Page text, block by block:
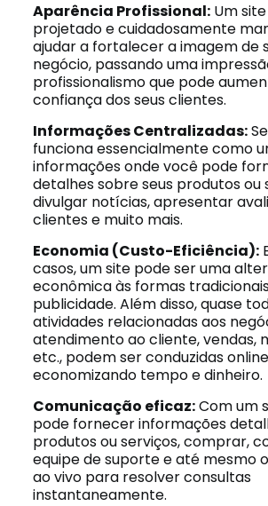
Aparência Profissional:Um
projetado e cuidadosamente
ajudar a fortalecer a imagem de
negócio, passando uma
profissionalismo que pode
confiança dos seus clientes.
Informações Centralizadas:
funciona essencialmente como
informações onde você pode
detalhes sobre seus produtos ou
divulgar notícias, apresentar
clientes e muito mais.
Economia (Custo-Eficiência):
casos, um site pode ser uma
econômica às formas
publicidade. Além disso, quase
atividades relacionadas aos
atendimento ao cliente, vendas,
etc., podem ser conduzidas
economizando tempo e dinheiro.
Comunicação eficaz:Com um
pode fornecer informações
produtos ou serviços, comprar,
equipe de suporte e até mesmo
ao vivo para resolver consultas
instantaneamente.